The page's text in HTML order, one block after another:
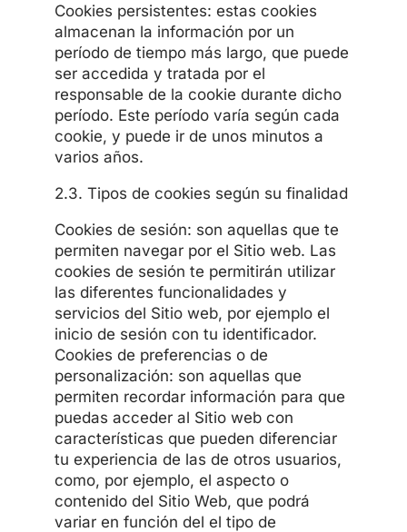
Cookies persistentes: estas cookies
almacenan la información por un
período de tiempo más largo, que puede
ser accedida y tratada por el
responsable de la cookie durante dicho
período. Este período varía según cada
cookie, y puede ir de unos minutos a
varios años.
2.3. Tipos de cookies según su finalidad
Cookies de sesión: son aquellas que te
permiten navegar por el Sitio web. Las
cookies de sesión te permitirán utilizar
las diferentes funcionalidades y
servicios del Sitio web, por ejemplo el
inicio de sesión con tu identificador.
Cookies de preferencias o de
personalización: son aquellas que
permiten recordar información para que
puedas acceder al Sitio web con
características que pueden diferenciar
tu experiencia de las de otros usuarios,
como, por ejemplo, el aspecto o
contenido del Sitio Web, que podrá
variar en función del el tipo de